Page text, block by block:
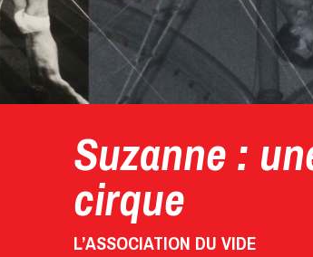
Suzanne :
cirque
L’ASSOCIATION DU VIDE